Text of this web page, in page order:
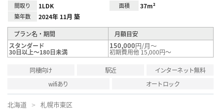
間取り 1LDK 面積 37m²
築年数 2024年 11月 築
プラン名・期間
月額目安
スタンダード
30日以上～180日未満
150,000円/月～
初期費用他 15,000円～
同棲向け 駅近
インターネット無料
wifiあり
オートロック
北海道 札幌市東区